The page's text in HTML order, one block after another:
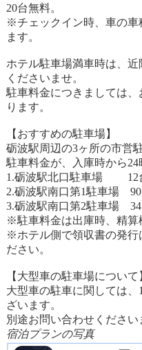
20台無料。
※チェックイン時、車の車
ます。
ホテル駐車場満車時は、
くださいませ。
駐車料金につきましては
ります。
【おすすめの駐車場】
砺波駅周辺の3ヶ所の市営
駐車料金が、入庫時から24
1.砺波駅北口駐車場 12
2.砺波駅南口第1駐車場
3.砺波駅南口第2駐車場 34
※駐車料金は出庫時、精算
※ホテル側で領収書の発行
ださい。
【大型車の駐車場について
大型車の駐車に関しては
ざいます。
別途お問い合わせください
宿泊プランの写真